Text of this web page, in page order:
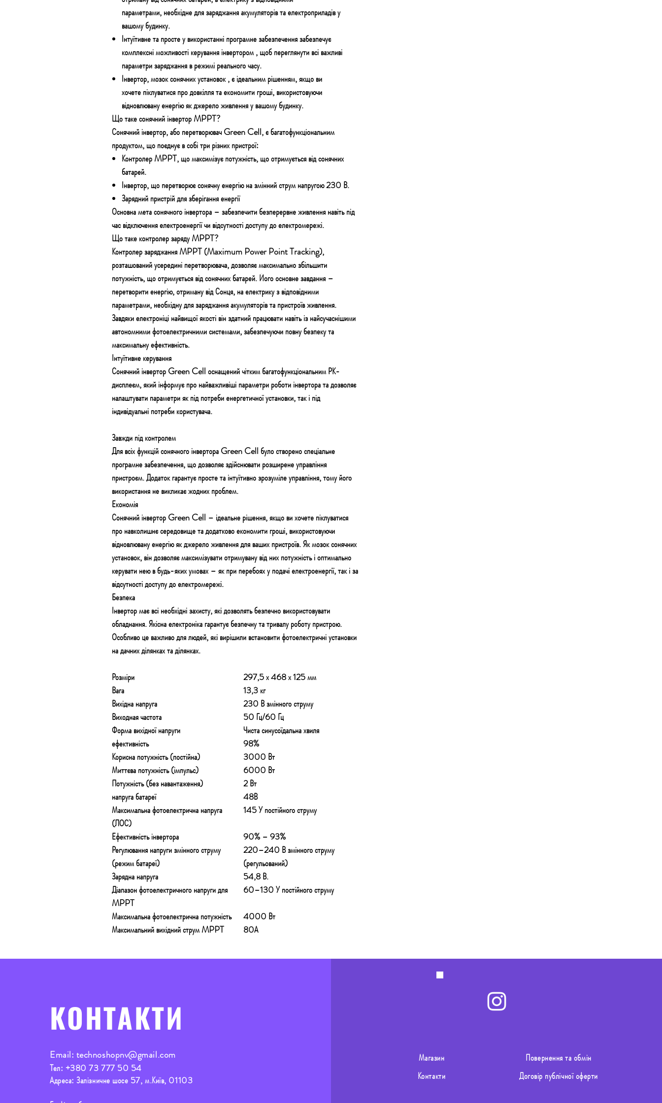
параметрами, необхідне для заряджання акумуляторів та електроприладів у
вашому будинку.
Інтуїтивне та просте у використанні програмне забезпечення забезпечує
комплексні можливості керування інвертором , щоб переглянути всі важливі
параметри заряджання в режимі реального часу.
Інвертор, мозок сонячних установок , є ідеальним рішенням, якщо ви
хочете піклуватися про довкілля та економити гроші, використовуючи
відновлювану енергію як джерело живлення у вашому будинку.
Що таке сонячний інвертор MPPT?
Сонячний інвертор, або перетворювач Green Cell, є багатофункціональним
продуктом, що поєднує в собі три різних пристрої:
Контролер MPPT, що максимізує потужність, що отримується від сонячних
батарей.
Інвертор, що перетворює сонячну енергію на змінний струм напругою 230 В.
Зарядний пристрій для зберігання енергії
Основна мета сонячного інвертора – забезпечити безперервне живлення навіть під
час відключення електроенергії чи відсутності доступу до електромережі.
Що таке контролер заряду MPPT?
Контролер заряджання MPPT (Maximum Power Point Tracking),
розташований усередині перетворювача, дозволяє максимально збільшити
потужність, що отримується від сонячних батарей. Його основне завдання –
перетворити енергію, отриману від Сонця, на електрику з відповідними
параметрами, необхідну для заряджання акумуляторів та пристроїв живлення.
Завдяки електроніці найвищої якості він здатний працювати навіть із найсучаснішими
автономними фотоелектричними системами, забезпечуючи повну безпеку та
максимальну ефективність.
Інтуїтивне керування
Сонячний інвертор Green Cell оснащений чітким багатофункціональним РК-
дисплеєм, який інформує про найважливіші параметри роботи інвертора та дозволяє
налаштувати параметри як під потреби енергетичної установки, так і під
індивідуальні потреби користувача.
Завжди під контролем
Для всіх функцій сонячного інвертора Green Cell було створено спеціальне
програмне забезпечення, що дозволяє здійснювати розширене управління
пристроєм. Додаток гарантує просте та інтуїтивно зрозуміле управління, тому його
використання не викликає жодних проблем.
Економія
Сонячний інвертор Green Cell – ідеальне рішення, якщо ви хочете піклуватися
про навколишнє середовище та додатково економити гроші, використовуючи
відновлювану енергію як джерело живлення для ваших пристроїв. Як мозок сонячних
установок, він дозволяє максимізувати отримувану від них потужність і оптимально
керувати нею в будь-яких умовах – як при перебоях у подачі електроенергії, так і за
відсутності доступу до електромережі.
Безпека
Інвертор має всі необхідні захисту, які дозволять безпечно використовувати
обладнання. Якісна електроніка гарантує безпечну та тривалу роботу пристрою.
Особливо це важливо для людей, які вирішили встановити фотоелектричні установки
на дачних ділянках та ділянках.
Розміри
297,5 х 468 х 125 мм
Вага
13,3 кг
Вихідна напруга
230 В змінного струму
Виходная частота
50 Гц/60 Гц
Форма вихідної напруги
Чиста синусоїдальна хвиля
ефективність
98%
Корисна потужність (постійна)
3000 Вт
Миттєва потужність (імпульс)
6000 Вт
Потужність (без навантаження)
2 Вт
напруга батареї
48В
Максимальна фотоелектрична напруга
(ЛОС)
145 У постійного струму
Ефективність інвертора
90% – 93%
Регулювання напруги змінного струму
(режим батареї)
220–240 В змінного струму
(регульований)
Зарядна напруга
54,8 В.
Діапазон фотоелектричного напруги для
MPPT
60–130 У постійного струму
Максимальна фотоелектрична потужність
4000 Вт
Максимальний вихідний струм MPPT
80А
КОНТАКТИ
Email: technoshopnv@gmail.com
Тел: +380 73 777 50 54
Адреса: Залізничне шосе 57, м.Київ, 01103
Магазин
Контакти
Повернення та обмін
Договір публічної оферти